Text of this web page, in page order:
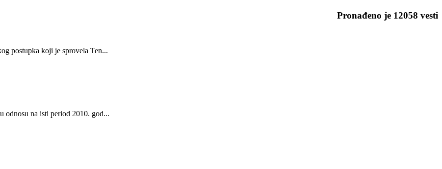
Pronađeno je 12058 vesti
postupka koji je sprovela Ten...
odnosu na isti period 2010. god...